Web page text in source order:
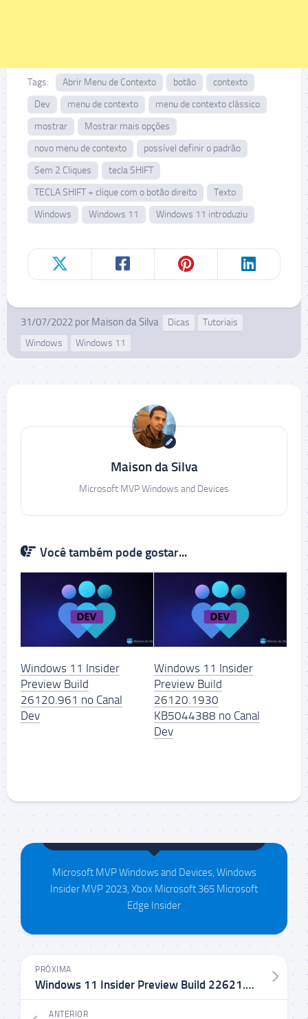
Tags: Abrir Menu de Contexto botão
contexto
Dev
menu de contexto
menu de contexto clássico
mostrar
Mostrar mais opções
novo menu de contexto
possível definir o padrão
Sem 2 Cliques
tecla SHIFT
TECLA SHIFT + clique com o botão direito
Texto
Windows
Windows 11 Windows 11 introduziu
31/07/2022 por Maison da Silva Dicas
Tutoriais
Windows
Windows 11
Maison da Silva
Microsoft MVP Windows and Devices
Você também pode gostar...
Windows 11 Insider
Preview Build
26120.961 no Canal
Dev
Windows 11 Insider
Preview Build
26120.1930
KB5044388 no Canal
Dev
Microsoft MVP Windows and Devices, Windows
Insider MVP 2023, Xbox Microsoft 365 Microsoft
Edge Insider
PRÓXIMA
Windows 11 Insider Preview Build 22621.450 e 22622.450 Canal Beta
ANTERIOR